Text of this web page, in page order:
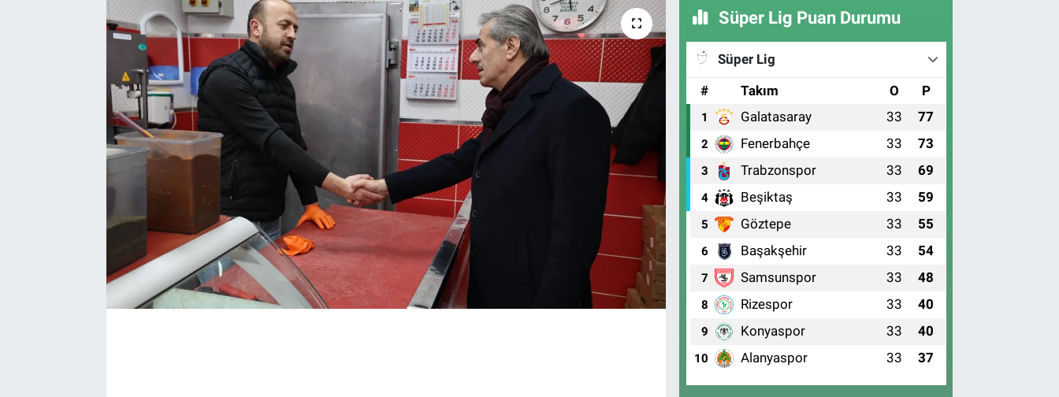
Süper Lig Puan Durumu
Süper Lig
#
Takım O P
1 Galatasaray 33 77
2 Fenerbahçe 33 73
3 Trabzonspor 33 69
4 Beşiktaş 33 59
5 Göztepe 33 55
6 Başakşehir 33 54
7 Samsunspor 33 48
8 Rizespor 33 40
9 Konyaspor 33 40
10 Alanyaspor 33 37